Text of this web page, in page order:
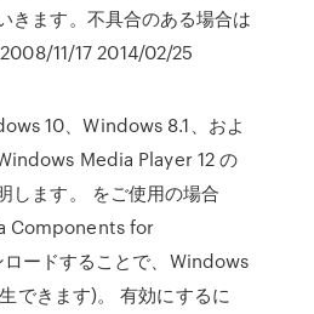
きます。不具合のある場合は
11/17 2014/02/25
10、Windows 8.1、およ
Media Player 12 の
します。 をご使用の場合
Components for
ードすることで、Windows
できます)。 有効にするに